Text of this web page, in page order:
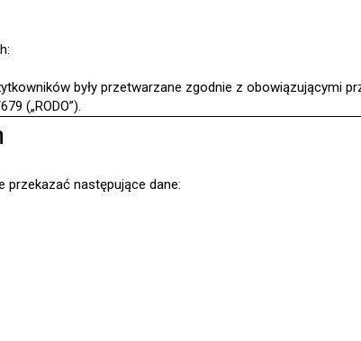
były przetwarzane zgodnie z obowiązującymi
(„RODO”).
następujące dane: